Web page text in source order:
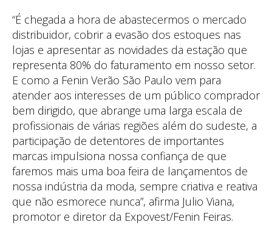
“É chegada a hora de abastecermos o mercado
distribuidor, cobrir a evasão dos estoques nas
lojas e apresentar as novidades da estação que
representa 80% do faturamento em nosso setor.
E como a Fenin Verão São Paulo vem para
atender aos interesses de um público comprador
bem dirigido, que abrange uma larga escala de
profissionais de várias regiões além do sudeste, a
participação de detentores de importantes
marcas impulsiona nossa confiança de que
faremos mais uma boa feira de lançamentos de
nossa indústria da moda, sempre criativa e reativa
que não esmorece nunca”, afirma Julio Viana,
promotor e diretor da Expovest/Fenin Feiras.